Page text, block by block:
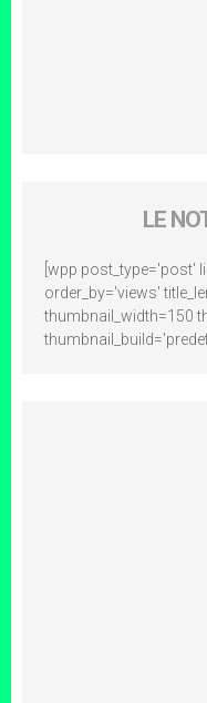
LE
[wpp post_type='post'
order_by='views'
thumbnail_width=150